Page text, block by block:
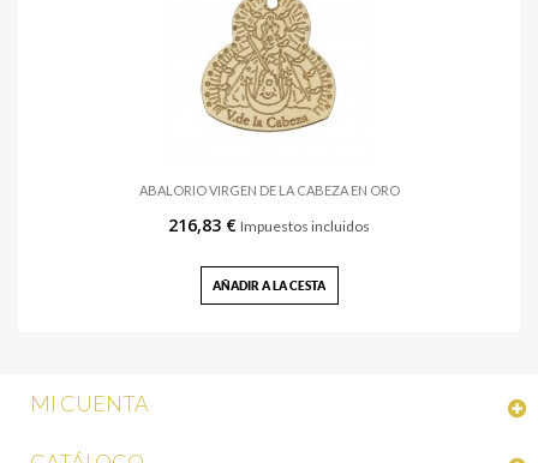
ABALORIO VIRGEN DE LA CABEZA EN ORO
216,83 € Impuestos incluidos
AÑADIR A LA CESTA
MI CUENTA